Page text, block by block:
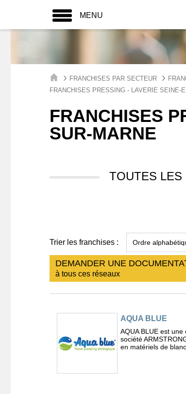
MENU
FRANCHISES PAR SECTEUR
FRANCHISES PRESSING - LAVERIE SEINE-
FRANCHISES
SUR-MARNE
TOUTES LES
Trier les franchises :
DEMANDER UNE
à tous ces réseaux
AQUA BLUE
AQUA BLUE est
société
en matériels de